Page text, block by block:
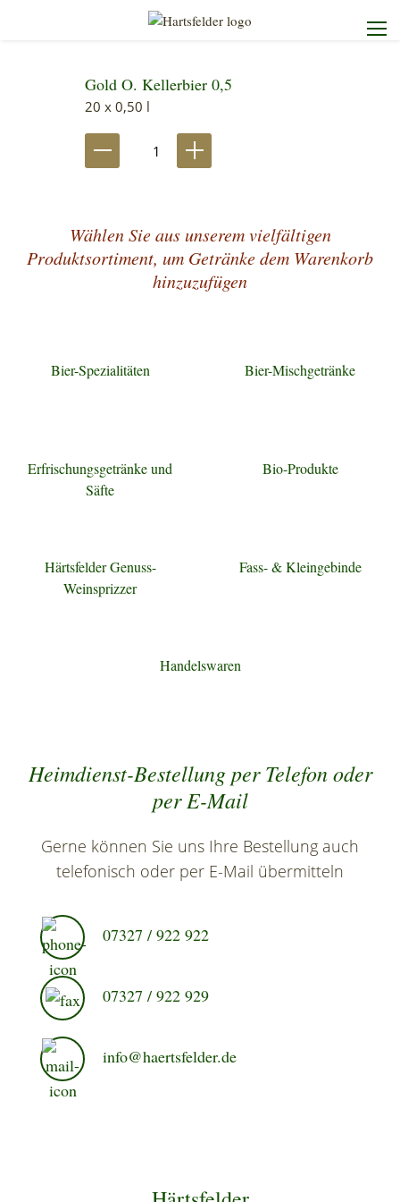
Startseite
Die Brauerei
Unser Service
Gold O. Kellerbier 0,5
20 x 0,50 l
Wählen Sie aus unserem vielfältigen
Produktsortiment, um Getränke dem Warenkorb
hinzuzufügen
Bier-Spezialitäten Bier-Mischgetränke
Erfrischungsgetränke und
Säfte
Bio-Produkte
Härtsfelder Genuss-
Weinsprizzer
Fass- & Kleingebinde
Handelswaren
Heimdienst-Bestellung per Telefon oder
per E-Mail
Gerne können Sie uns Ihre Bestellung auch
telefonisch oder per E-Mail übermitteln
07327 / 922 922
07327 / 922 929
info@haertsfelder.de